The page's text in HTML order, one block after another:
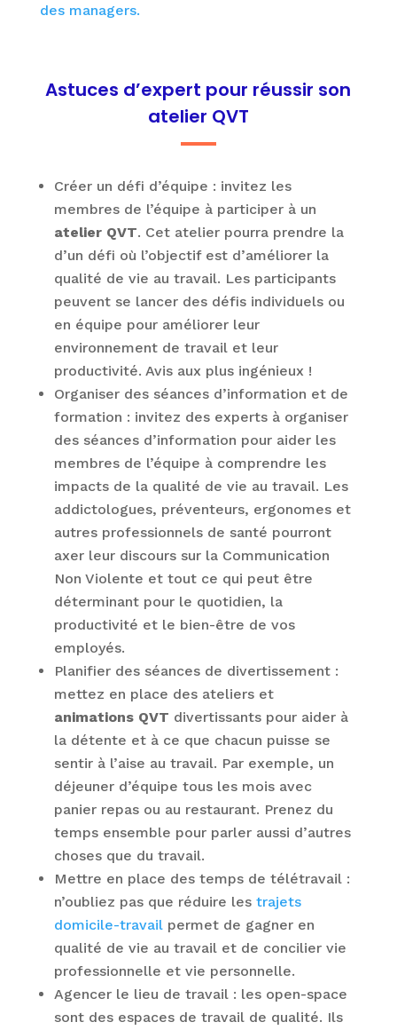
des managers.
Astuces d’expert pour réussir son
atelier QVT
Créer un défi d’équipe : invitez les
membres de l’équipe à participer à un
atelier QVT. Cet atelier pourra prendre la
d’un défi où l’objectif est d’améliorer la
qualité de vie au travail. Les participants
peuvent se lancer des défis individuels ou
en équipe pour améliorer leur
environnement de travail et leur
productivité. Avis aux plus ingénieux !
Organiser des séances d’information et de
formation : invitez des experts à organiser
des séances d’information pour aider les
membres de l’équipe à comprendre les
impacts de la qualité de vie au travail. Les
addictologues, préventeurs, ergonomes et
autres professionnels de santé pourront
axer leur discours sur la Communication
Non Violente et tout ce qui peut être
déterminant pour le quotidien, la
productivité et le bien-être de vos
employés.
Planifier des séances de divertissement :
mettez en place des ateliers et
animations QVT divertissants pour aider à
la détente et à ce que chacun puisse se
sentir à l’aise au travail. Par exemple, un
déjeuner d’équipe tous les mois avec
panier repas ou au restaurant. Prenez du
temps ensemble pour parler aussi d’autres
choses que du travail.
Mettre en place des temps de télétravail :
n’oubliez pas que réduire les trajets
domicile-travailpermet de gagner en
qualité de vie au travail et de concilier vie
professionnelle et vie personnelle.
Agencer le lieu de travail : les open-space
sont des espaces de travail de qualité. Ils